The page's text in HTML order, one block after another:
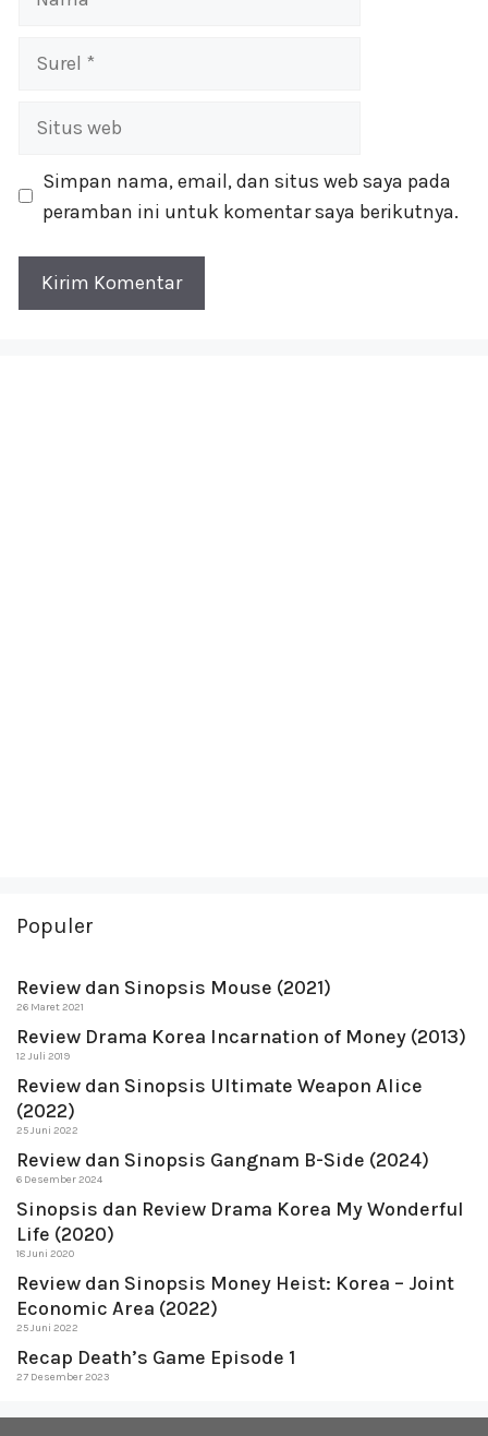
Surel
Situs
Simpan nama, email, dan situs web saya pada
peramban ini untuk komentar saya berikutnya.
Populer
Review dan Sinopsis Mouse (2021)
26 Maret 2021
Review Drama Korea Incarnation of Money (2013)
12 Juli 2019
Review dan Sinopsis Ultimate Weapon Alice
(2022)
25 Juni 2022
Review dan Sinopsis Gangnam B-Side (2024)
6 Desember 2024
Sinopsis dan Review Drama Korea My Wonderful
Life (2020)
18 Juni 2020
Review dan Sinopsis Money Heist: Korea – Joint
Economic Area (2022)
25 Juni 2022
Recap Death’s Game Episode 1
27 Desember 2023